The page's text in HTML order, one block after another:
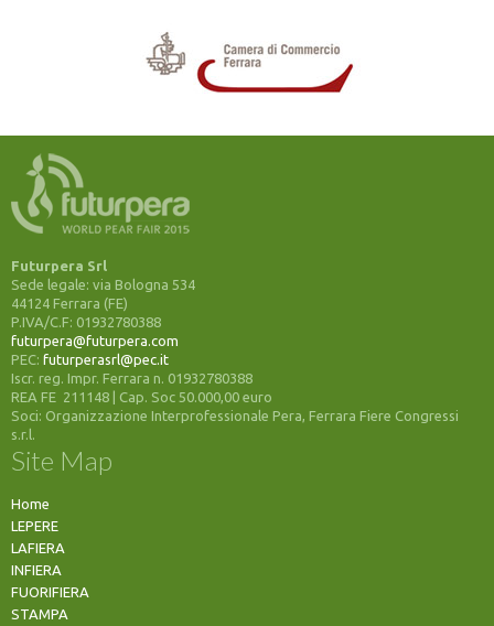
Futurpera Srl
Sede legale: via Bologna 534
44124 Ferrara (FE)
P.IVA/C.F: 01932780388
futurpera@futurpera.com
PEC: futurperasrl@pec.it
Iscr. reg. Impr. Ferrara n. 01932780388
REA FE 211148 | Cap. Soc 50.000,00 euro
Soci: Organizzazione Interprofessionale Pera, Ferrara Fiere Congressi
s.r.l.
Site Map
Home
LEPERE
LAFIERA
INFIERA
FUORIFIERA
STAMPA